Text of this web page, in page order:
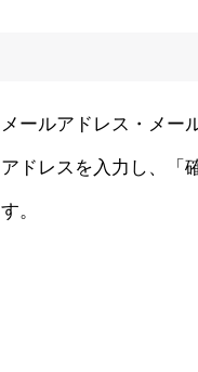
メールアドレス・メー
アドレスを入力し、「
す。